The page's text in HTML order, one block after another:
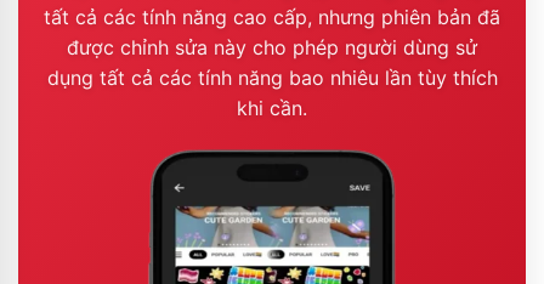
tất cả các tính năng cao cấp, nhưng phiên bản đã
được chỉnh sửa này cho phép người dùng sử
dụng tất cả các tính năng bao nhiêu lần tùy thích
khi cần.